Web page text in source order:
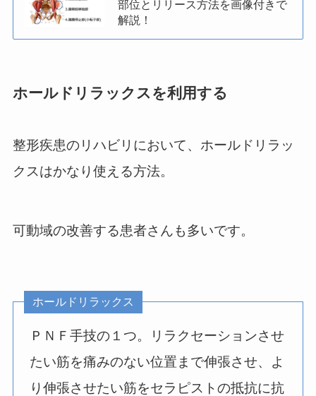
部位とリリース方法を画像付きで
解説！
ホールドリラックスを利用する
整形疾患のリハビリにおいて、ホールドリラッ
クスはかなり使える方法。
可動域の改善する患者さんも多いです。
ホールドリラックス
ＰＮＦ手技の１つ。リラクセーションさせ
たい筋を痛みのない位置まで伸張させ、よ
り伸張させたい筋をセラピストの抵抗に抗